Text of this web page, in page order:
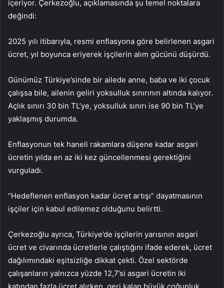
içeriyor. Çerkezoğlu, açıklamasında şu temel noktalara
değindi:
2025 yılı itibarıyla, resmi enflasyona göre belirlenen asgari
ücret, yıl boyunca eriyerek işçilerin alım gücünü düşürdü.
Günümüz Türkiye’sinde bir ailede anne, baba ve iki çocuk
çalışsa bile, ailenin geliri yoksulluk sınırının altında kalıyor.
Açlık sınırı 30 bin TL’ye, yoksulluk sınırı ise 90 bin TL’ye
yaklaşmış durumda.
Enflasyonun tek haneli rakamlara düşene kadar asgari
ücretin yılda en az iki kez güncellenmesi gerektiğini
vurguladı.
“Hedeflenen enflasyon kadar ücret artışı” dayatmasının
işçiler için kabul edilemez olduğunu belirtti.
Çerkezoğlu ayrıca, Türkiye’de işçilerin yarısının asgari
ücret ve civarında ücretlerle çalıştığını ifade ederek, ücret
dağılımındaki eşitsizliğe dikkat çekti. Özel sektörde
çalışanların yalnızca yüzde 12,7’si asgari ücretin iki